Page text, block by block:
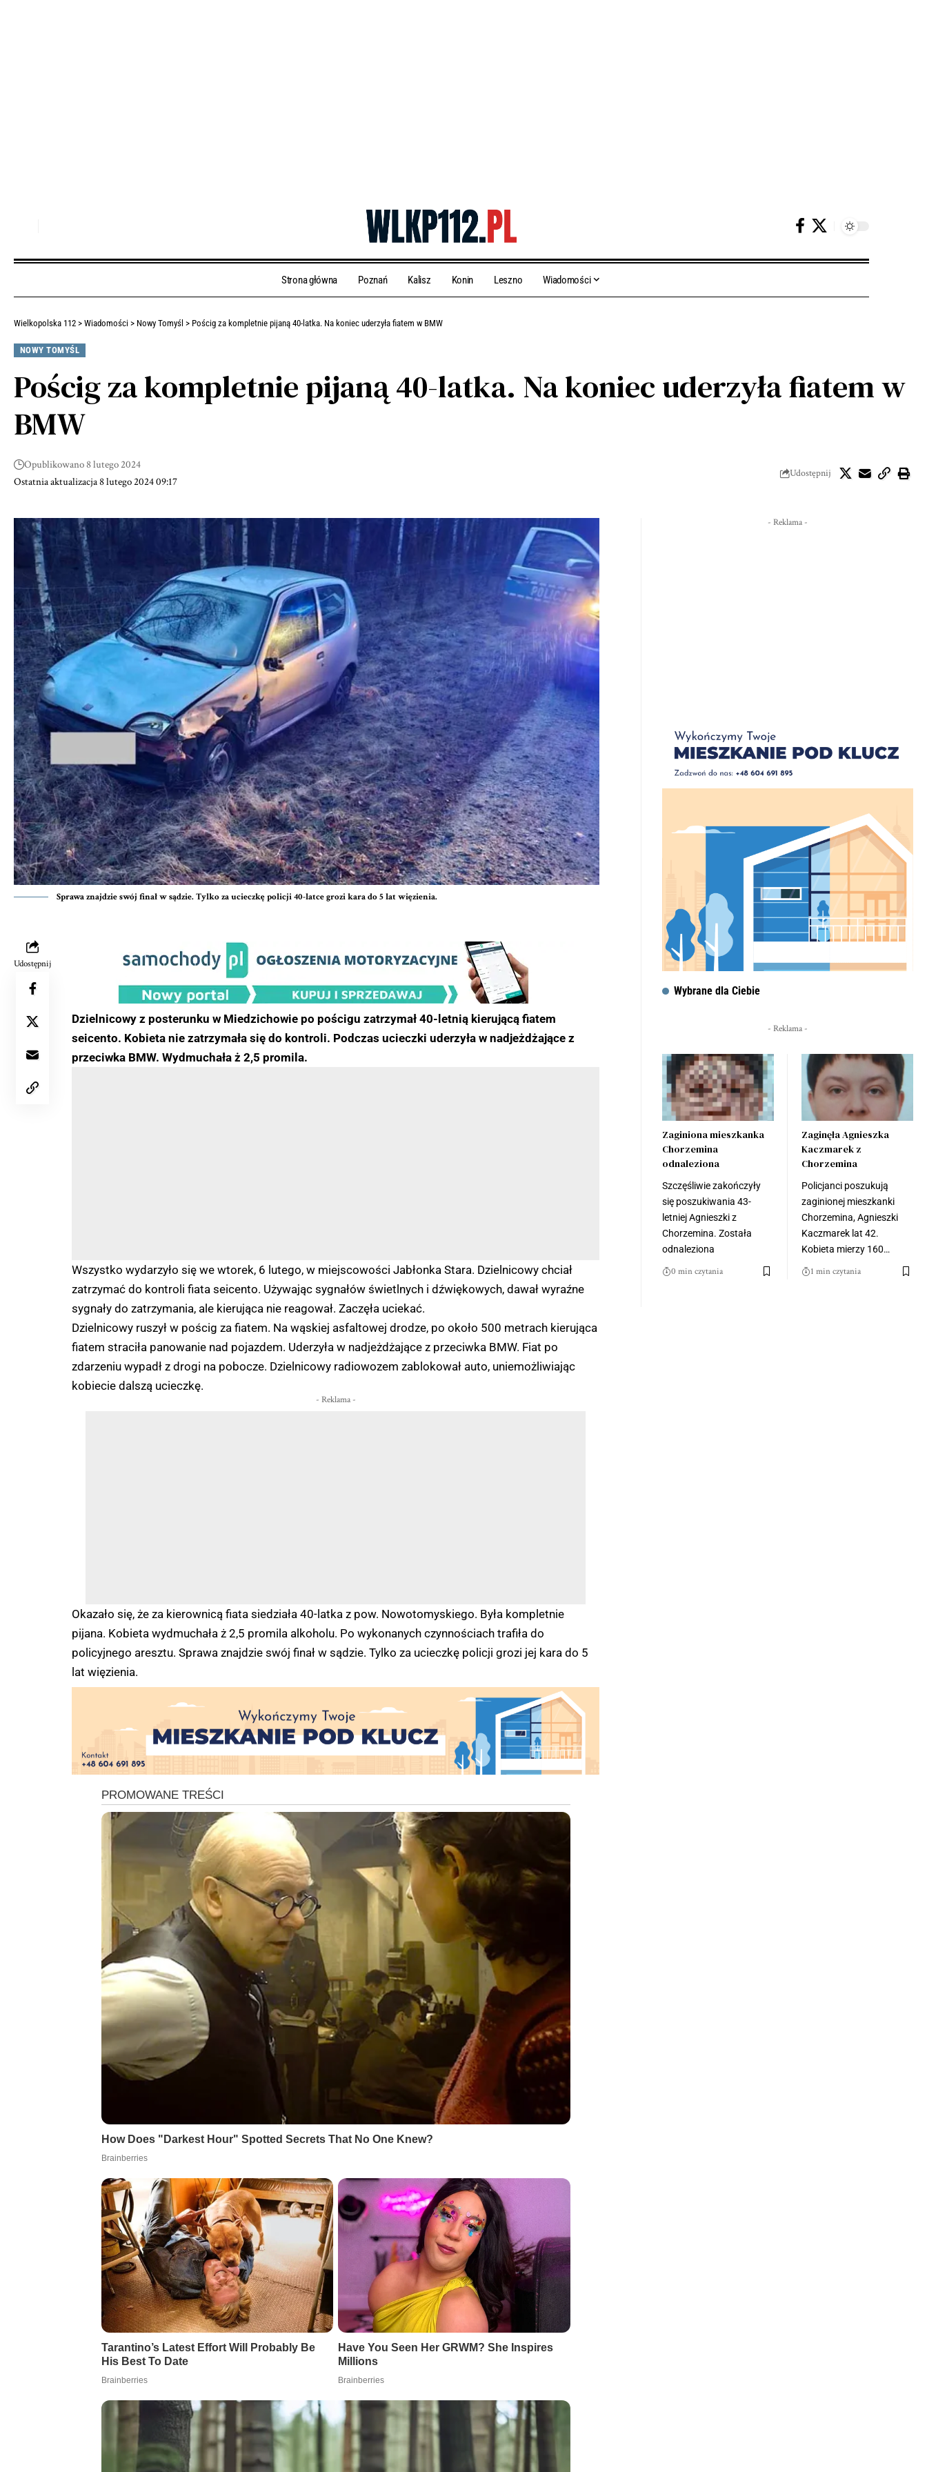
Strona główna Poznań Kalisz Konin Leszno Wiadomości
Wielkopolska 112 > Wiadomości > Nowy Tomyśl > Pościg za kompletnie pijaną 40-latka. Na koniec uderzyła fiatem w BMW
NOWY TOMYŚL
Pościg za kompletnie pijaną 40-latka. Na koniec uderzyła fiatem w
BMW
Ostatnia aktualizacja 8 lutego 2024 09:17
Opublikowano 8 lutego 2024
Udostępnij
Sprawa znajdzie swój finał w sądzie. Tylko za ucieczkę policji 40-latce grozi kara do 5 lat więzienia.
Udostępnij
Dzielnicowy z posterunku w Miedzichowie po pościgu zatrzymał 40-letnią kierującą fiatem
seicento. Kobieta nie zatrzymała się do kontroli. Podczas ucieczki uderzyła w nadjeżdżające z
przeciwka BMW. Wydmuchała ż 2,5 promila.
Wszystko wydarzyło się we wtorek, 6 lutego, w miejscowości Jabłonka Stara. Dzielnicowy chciał
zatrzymać do kontroli fiata seicento. Używając sygnałów świetlnych i dźwiękowych, dawał wyraźne
sygnały do zatrzymania, ale kierująca nie reagował. Zaczęła uciekać.
Dzielnicowy ruszył w pościg za fiatem. Na wąskiej asfaltowej drodze, po około 500 metrach kierująca
fiatem straciła panowanie nad pojazdem. Uderzyła w nadjeżdżające z przeciwka BMW. Fiat po
zdarzeniu wypadł z drogi na pobocze. Dzielnicowy radiowozem zablokował auto, uniemożliwiając
kobiecie dalszą ucieczkę.
- Reklama -
Okazało się, że za kierownicą fiata siedziała 40-latka z pow. Nowotomyskiego. Była kompletnie
pijana. Kobieta wydmuchała ż 2,5 promila alkoholu. Po wykonanych czynnościach trafiła do
policyjnego aresztu. Sprawa znajdzie swój finał w sądzie. Tylko za ucieczkę policji grozi jej kara do 5
lat więzienia.
- Reklama -
Wybrane dla Ciebie
- Reklama -
Zaginiona mieszkanka
Chorzemina
odnaleziona
Szczęśliwie zakończyły
się poszukiwania 43-
letniej Agnieszki z
Chorzemina. Została
odnaleziona
0 min czytania
Zaginęła Agnieszka
Kaczmarek z
Chorzemina
Policjanci poszukują
zaginionej mieszkanki
Chorzemina, Agnieszki
Kaczmarek lat 42.
Kobieta mierzy 160…
1 min czytania